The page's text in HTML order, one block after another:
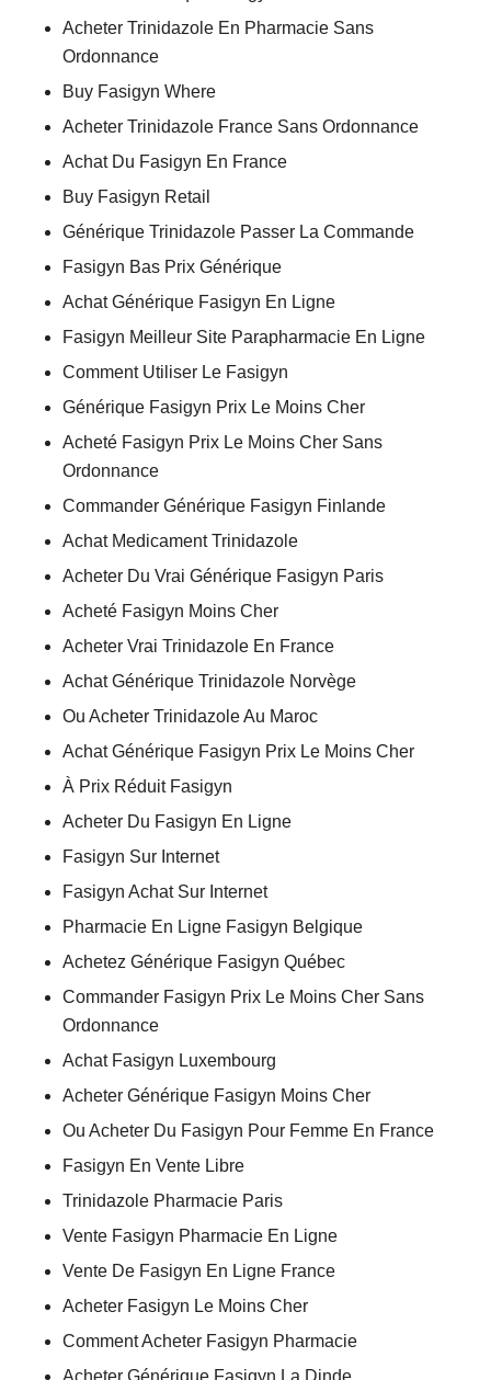
Acheter Trinidazole En Pharmacie Sans
Ordonnance
Buy Fasigyn Where
Acheter Trinidazole France Sans Ordonnance
Achat Du Fasigyn En France
Buy Fasigyn Retail
Générique Trinidazole Passer La Commande
Fasigyn Bas Prix Générique
Achat Générique Fasigyn En Ligne
Fasigyn Meilleur Site Parapharmacie En Ligne
Comment Utiliser Le Fasigyn
Générique Fasigyn Prix Le Moins Cher
Acheté Fasigyn Prix Le Moins Cher Sans
Ordonnance
Commander Générique Fasigyn Finlande
Achat Medicament Trinidazole
Acheter Du Vrai Générique Fasigyn Paris
Acheté Fasigyn Moins Cher
Acheter Vrai Trinidazole En France
Achat Générique Trinidazole Norvège
Ou Acheter Trinidazole Au Maroc
Achat Générique Fasigyn Prix Le Moins Cher
À Prix Réduit Fasigyn
Acheter Du Fasigyn En Ligne
Fasigyn Sur Internet
Fasigyn Achat Sur Internet
Pharmacie En Ligne Fasigyn Belgique
Achetez Générique Fasigyn Québec
Commander Fasigyn Prix Le Moins Cher Sans
Ordonnance
Achat Fasigyn Luxembourg
Acheter Générique Fasigyn Moins Cher
Ou Acheter Du Fasigyn Pour Femme En France
Fasigyn En Vente Libre
Trinidazole Pharmacie Paris
Vente Fasigyn Pharmacie En Ligne
Vente De Fasigyn En Ligne France
Acheter Fasigyn Le Moins Cher
Comment Acheter Fasigyn Pharmacie
Acheter Générique Fasigyn La Dinde